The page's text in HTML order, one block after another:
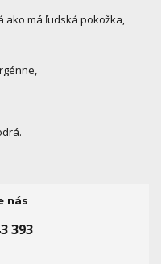
má ľudská pokožka,
nás
393